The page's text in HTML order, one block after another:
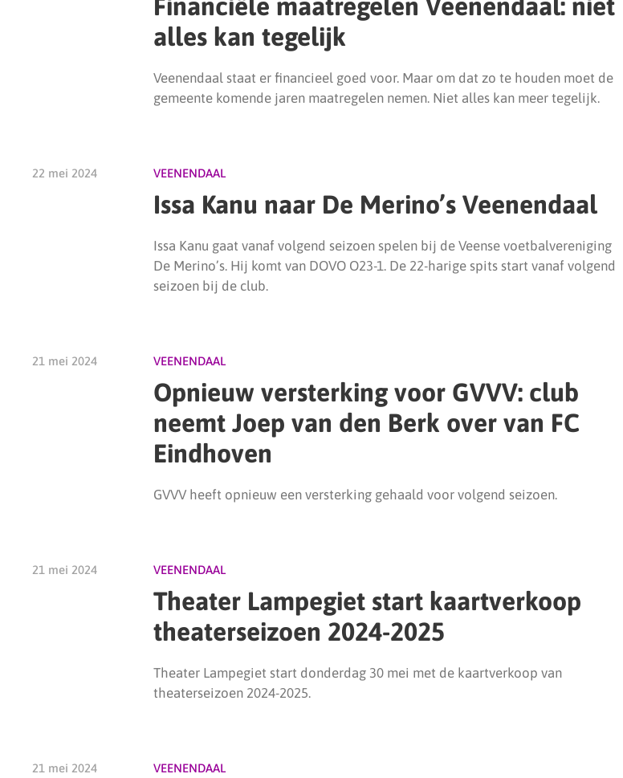
Financiële maatregelen Veenendaal: niet
alles kan tegelijk
Veenendaal staat er financieel goed voor. Maar om dat zo te houden moet de
gemeente komende jaren maatregelen nemen. Niet alles kan meer tegelijk.
22 mei 2024 VEENENDAAL
Issa Kanu naar De Merino’s Veenendaal
Issa Kanu gaat vanaf volgend seizoen spelen bij de Veense voetbalvereniging
De Merino’s. Hij komt van DOVO O23-1. De 22-harige spits start vanaf volgend
seizoen bij de club.
21 mei 2024 VEENENDAAL
Opnieuw versterking voor GVVV: club
neemt Joep van den Berk over van FC
Eindhoven
GVVV heeft opnieuw een versterking gehaald voor volgend seizoen.
21 mei 2024 VEENENDAAL
Theater Lampegiet start kaartverkoop
theaterseizoen 2024-2025
Theater Lampegiet start donderdag 30 mei met de kaartverkoop van
theaterseizoen 2024-2025.
21 mei 2024 VEENENDAAL